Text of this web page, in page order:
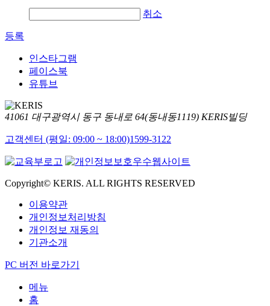
취소
등록
인스타그램
페이스북
유튜브
41061 대구광역시 동구 동내로 64(동내동1119) KERIS빌딩
고객센터 (평일: 09:00 ~ 18:00)1599-3122
Copyright© KERIS. ALL RIGHTS RESERVED
이용약관
개인정보처리방침
개인정보 재동의
기관소개
PC 버전 바로가기
메뉴
홈